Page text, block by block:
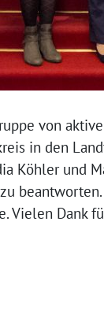
von
in den
Köhler und
Vielen Dank